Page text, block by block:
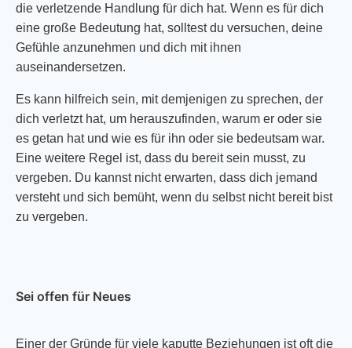
die verletzende Handlung für dich hat. Wenn es für dich
eine große Bedeutung hat, solltest du versuchen, deine
Gefühle anzunehmen und dich mit ihnen
auseinandersetzen.
Es kann hilfreich sein, mit demjenigen zu sprechen, der
dich verletzt hat, um herauszufinden, warum er oder sie
es getan hat und wie es für ihn oder sie bedeutsam war.
Eine weitere Regel ist, dass du bereit sein musst, zu
vergeben. Du kannst nicht erwarten, dass dich jemand
versteht und sich bemüht, wenn du selbst nicht bereit bist
zu vergeben.
Sei offen für Neues
Einer der Gründe für viele kaputte Beziehungen ist oft die